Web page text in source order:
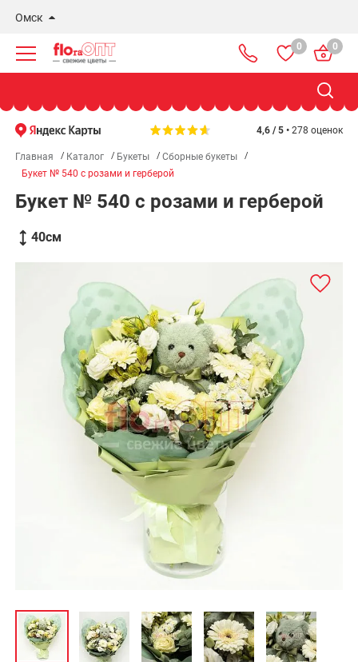
Омск
Новосибирск
Бердск
0 0
4,6 / 5 • 278 оценок
Главная Каталог Букеты
Сборные букеты
Букет № 540 с розами и герберой
Букет № 540 с розами и герберой
40см